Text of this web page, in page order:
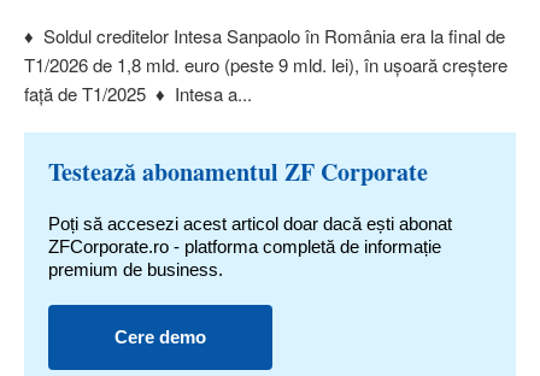
♦ Soldul creditelor Intesa Sanpaolo în România era la final de
T1/2026 de 1,8 mld. euro (peste 9 mld. lei), în uşoară creştere
faţă de T1/2025 ♦ Intesa a...
Testează abonamentul ZF Corporate
Poți să accesezi acest articol doar dacă ești abonat
ZFCorporate.ro - platforma completă de informație
premium de business.
Cere demo